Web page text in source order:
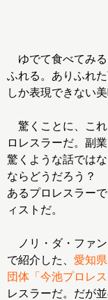
ゆでて食べてみる
ふれる。ありふれ
しか表現できない美
驚くことに、こ
ロレスラーだ。副
驚くような話では
ならどうだろう？
あるプロレスラー
ィストだ。
ノリ・ダ・ファ
で紹介した、 愛知
団体「今池プロレス
レスラーだ。だが